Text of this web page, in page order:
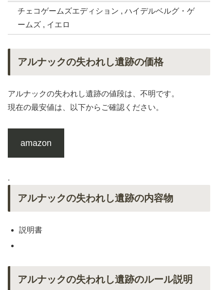
チェコゲームズエディション , ハイデルベルグ・ゲ
ームズ , イエロ
アルナックの失われし遺跡の価格
アルナックの失われし遺跡の値段は、不明です。
現在の最安値は、以下からご確認ください。
amazon
.
アルナックの失われし遺跡の内容物
説明書
アルナックの失われし遺跡のルール説明